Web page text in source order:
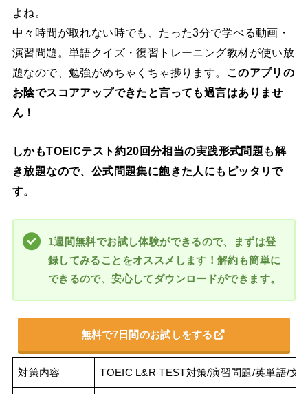
よね。
中々時間が取れない時でも、たった3分で学べる動画・
演習問題。単語クイズ・復習トレーニング教材が使い放
題なので、勉強がめちゃくちゃ捗ります。 このアプリの
お陰でスコアアップできたと言っても過言はありませ
ん！
しかもTOEICテスト約20回分相当の実践形式問題も解
き放題なので、公式問題集に飽きた人にもピッタリで
す。
1週間無料でお試し体験ができるので、まずは登
録してみることをオススメします！解約も簡単に
できるので、安心してダウンロードができます。
無料で7日間のお試しをする
対策内容 TOEIC L&R TEST対策/演習問題/英単語/文